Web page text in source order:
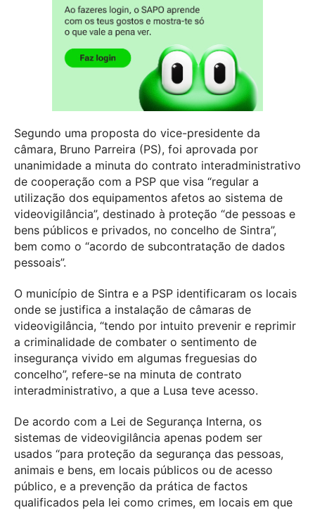
Segundo uma proposta do vice-presidente da
câmara, Bruno Parreira (PS), foi aprovada por
unanimidade a minuta do contrato interadministrativo
de cooperação com a PSP que visa “regular a
utilização dos equipamentos afetos ao sistema de
videovigilância”, destinado à proteção “de pessoas e
bens públicos e privados, no concelho de Sintra”,
bem como o “acordo de subcontratação de dados
pessoais”.
O município de Sintra e a PSP identificaram os locais
onde se justifica a instalação de câmaras de
videovigilância, “tendo por intuito prevenir e reprimir
a criminalidade de combater o sentimento de
insegurança vivido em algumas freguesias do
concelho”, refere-se na minuta de contrato
interadministrativo, a que a Lusa teve acesso.
De acordo com a Lei de Segurança Interna, os
sistemas de videovigilância apenas podem ser
usados “para proteção da segurança das pessoas,
animais e bens, em locais públicos ou de acesso
público, e a prevenção da prática de factos
qualificados pela lei como crimes, em locais em que